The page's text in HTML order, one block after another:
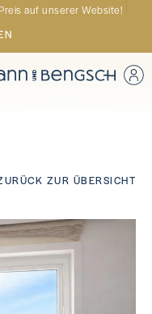
auf unserer Website!
ZUR ÜBERSICHT